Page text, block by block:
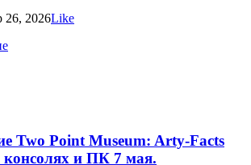
26, 2026Like
Two Point Museum: Arty-Facts
консолях и ПК 7 мая.